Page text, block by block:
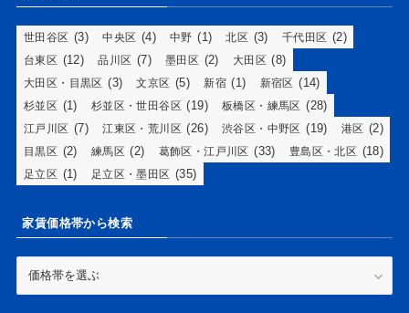
世田谷区 (3) 中央区 (4) 中野 (1) 北区 (3) 千代田区 (2)
台東区 (12) 品川区 (7) 墨田区 (2) 大田区 (8)
大田区・目黒区 (3) 文京区 (5) 新宿 (1) 新宿区 (14)
杉並区 (1) 杉並区・世田谷区 (19) 板橋区・練馬区 (28)
江戸川区 (7) 江東区・荒川区 (26) 渋谷区・中野区 (19) 港区 (2)
目黒区 (2) 練馬区 (2) 葛飾区・江戸川区 (33) 豊島区・北区 (18)
足立区 (1) 足立区・墨田区 (35)
家賃価格帯から検索